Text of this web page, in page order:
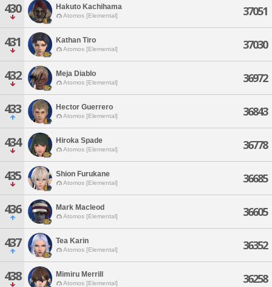
430 Hakuto Kachihama
Atomos [Elemental] 37051
431 Kathan Tiro
Atomos [Elemental] 37030
432 Meja Diablo
Atomos [Elemental] 36972
433 Hector Guerrero
Atomos [Elemental] 36843
434 Hiroka Spade
Atomos [Elemental] 36778
435 Shion Furukane
Atomos [Elemental] 36685
436 Mark Macleod
Atomos [Elemental] 36605
437 Tea Karin
Atomos [Elemental] 36352
438 Mimiru Merrill
Atomos [Elemental] 36258